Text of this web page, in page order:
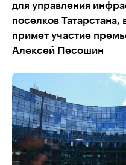
для управления
поселков Татарстана,
примет участие
Алексей Песошин